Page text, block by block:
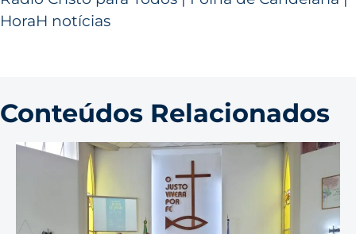
HoraH notícias
Conteúdos Relacionados